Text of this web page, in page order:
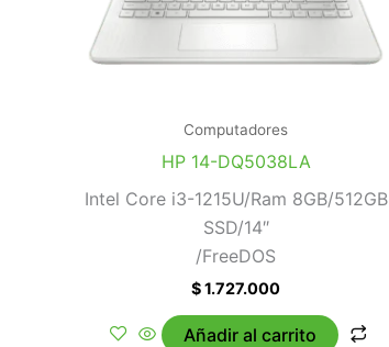
Computadores
HP 14-DQ5038LA
Intel Core i3-1215U/Ram 8GB/512GB
SSD/14″
/FreeDOS
$1.727.000
Añadir al carrito